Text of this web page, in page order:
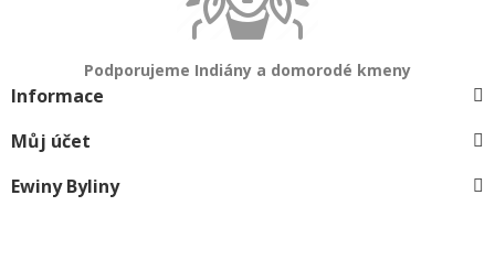
Podporujeme Indiány a domorodé kmeny
Informace
Můj účet
Ewiny Byliny